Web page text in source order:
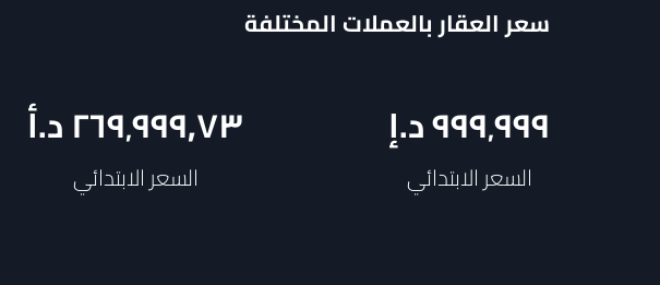
سعر العقار بالعملات المختلفة
٩٩٩٬٩٩٩د.إ
السعر الابتدائي
٢٦٩٬٩٩٩٫٧٣د.أ
السعر الابتدائي